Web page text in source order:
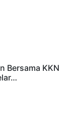
Bersama KKN